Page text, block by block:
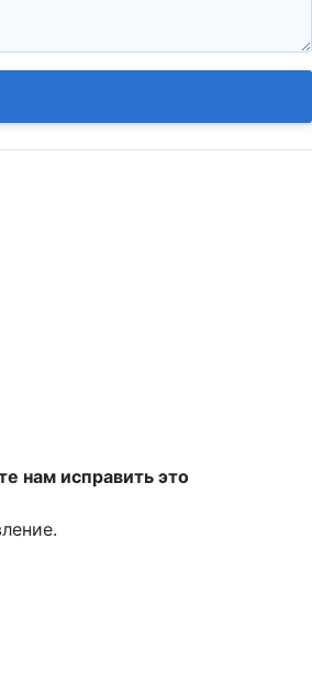
нам исправить это